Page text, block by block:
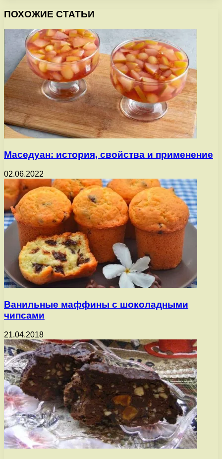
ПОХОЖИЕ СТАТЬИ
Маседуан: история, свойства и применение
02.06.2022
Ванильные маффины с шоколадными
чипсами
21.04.2018